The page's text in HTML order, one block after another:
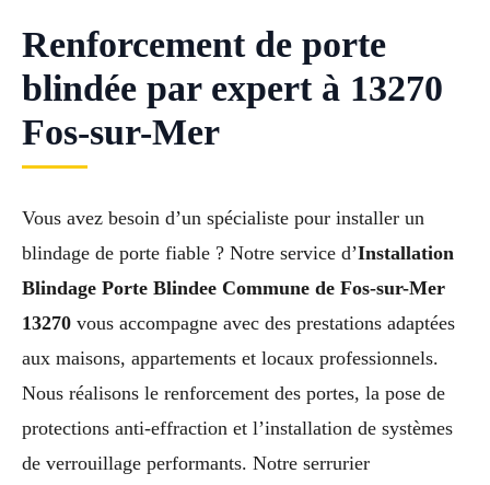
Renforcement de porte
blindée par expert à 13270
Fos-sur-Mer
Vous avez besoin d’un spécialiste pour installer un
blindage de porte fiable ? Notre service d’Installation
Blindage Porte Blindee Commune de Fos-sur-Mer
13270 vous accompagne avec des prestations adaptées
aux maisons, appartements et locaux professionnels.
Nous réalisons le renforcement des portes, la pose de
protections anti-effraction et l’installation de systèmes
de verrouillage performants. Notre serrurier